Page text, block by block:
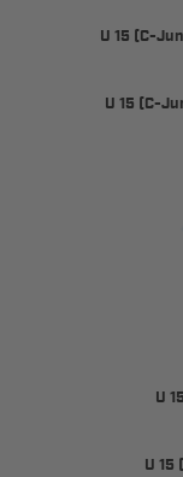
U 15 (C-
U 15 (C-
U
U 15